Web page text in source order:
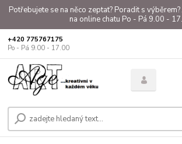
Potřebujete se na něco zeptat? Poradit s
na online chatu Po - Pá 9.00 -
+420 775767175
Po - Pá 9.00 - 17.00